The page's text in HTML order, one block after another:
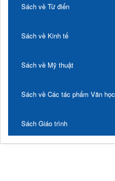
Sách về Từ điển
Sách về Kinh tế
Sách về Mỹ thuật
Sách về Các tác phẩm Văn học
Sách Giáo trình